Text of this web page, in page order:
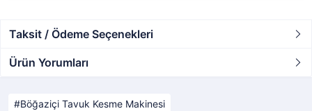
Taksit / Ödeme Seçenekleri
Ürün Yorumları
Böğaziçi Tavuk Kesme Makinesi